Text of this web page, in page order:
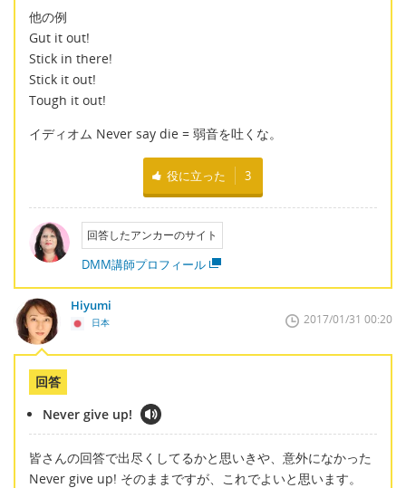
他の例
Gut it out!
Stick in there!
Stick it out!
Tough it out!
イディオム Never say die = 弱音を吐くな。
役に立った 3
回答したアンカーのサイト
DMM講師プロフィール
Hiyumi
日本 2017/01/31 00:20
回答
Never give up!
皆さんの回答で出尽くしてるかと思いきや、意外になかった
Never give up! そのままですが、これでよいと思います。